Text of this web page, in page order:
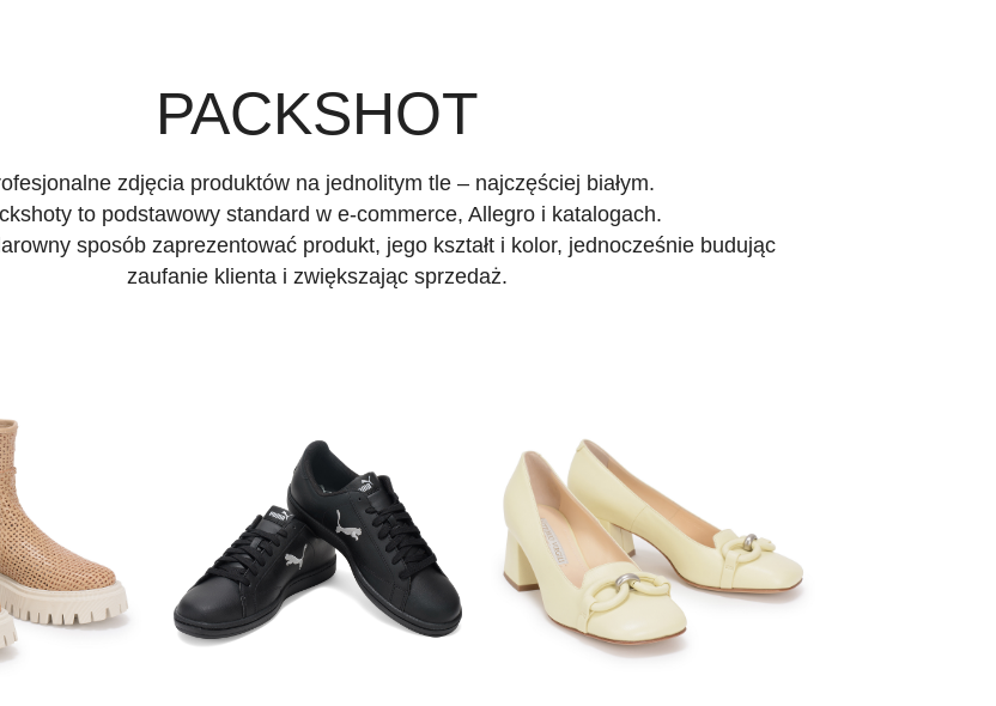
PACKSHOT
zdjęcia produktów na jednolitym tle – najczęściej białym.
to podstawowy standard w e-commerce, Allegro i katalogach.
sposób zaprezentować produkt, jego kształt i kolor, jednocześnie budując
zaufanie klienta i zwiększając sprzedaż.